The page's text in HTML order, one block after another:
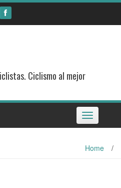
Ciclismo al mejor
Toggle
navigation
Home /